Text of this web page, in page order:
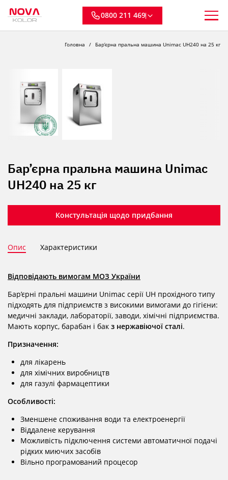
0800 211 469
Головна Бар’єрна пральна машина Unimac UH240 на 25 кг
Бар’єрна пральна машина Unimac
UH240 на 25 кг
Констультація щодо придбання
Опис Характеристики
Відповідають вимогам МОЗ України
Бар’єрні пральні машини Unimac серії UH прохідного типу
підходять для підприємств з високими вимогами до гігієни:
медичні заклади, лабораторії, заводи, хімічні підприємства.
Мають корпус, барабан і бак з нержавіючої сталі.
Призначення:
для лікарень
для хімічних виробництв
для газулі фармацептики
Особливості:
Зменшене споживання води та електроенергії
Віддалене керування
Можливість підключення системи автоматичної подачі
рідких миючих засобів
Вільно програмований процесор